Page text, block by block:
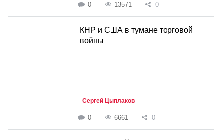
0 13571 0
КНР и США в тумане торговой
войны
Сергей Цыплаков
0 6661 0